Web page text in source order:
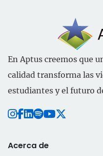
En Aptus creemos que
calidad transforma las
estudiantes y el futuro
Acerca de